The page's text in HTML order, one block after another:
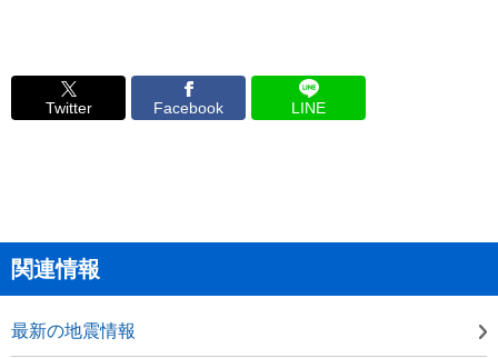
Twitter Facebook LINE
関連情報
最新の地震情報